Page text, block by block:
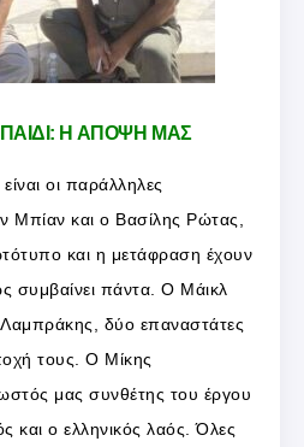
Η ΑΠΟΨΗ ΜΑΣ
οι παράλληλες
Μπίαν και ο Βασίλης Ρώτας,
και η μετάφραση έχουν
συμβαίνει πάντα. Ο Μάικλ
δύο επαναστάτες
τους. Ο Μίκης
μας συνθέτης του έργου
και ο ελληνικός λαός. Όλες